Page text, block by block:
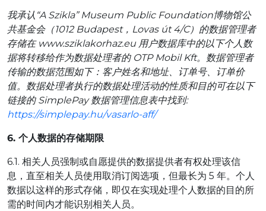
我承认“A Szikla” Museum Public Foundation博物馆公
共基金会（1012 Budapest，Lovas út 4/C）的数据管理者
存储在 www.sziklakorhaz.eu 用户数据库中的以下个人数
据将转移给作为数据处理者的 OTP Mobil Kft。数据管理者
传输的数据范围如下：客户姓名和地址、订单号、订单价
值。数据处理者执行的数据处理活动的性质和目的可在以下
链接的 SimplePay 数据管理信息表中找到:
https://simplepay.hu/vasarlo-aff/
6. 个人数据的存储期限
6.1. 相关人员强制或自愿提供的数据提供者有权处理该信
息，直至相关人员使用取消订阅选项，但最长为 5 年。个人
数据以这样的形式存储，即仅在实现处理个人数据的目的所
需的时间内才能识别相关人员。